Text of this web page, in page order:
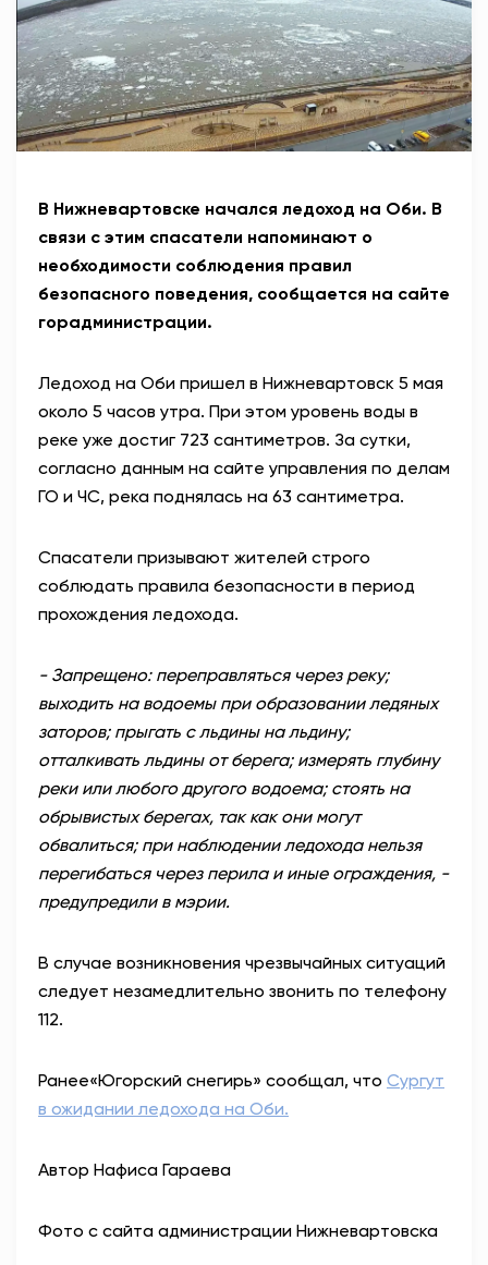
АНТИТЕРРОР
НОВОСТИ
ОФИЦИАЛЬНО
82,17 94,84
Вход / Регистрация
В Нижневартовске начался ледоход на Оби. В
связи с этим спасатели напоминают о
необходимости соблюдения правил
безопасного поведения, сообщается на сайте
горадминистрации.
Ледоход на Оби пришел в Нижневартовск 5 мая
около 5 часов утра. При этом уровень воды в
реке уже достиг 723 сантиметров. За сутки,
согласно данным на сайте управления по делам
ГО и ЧС, река поднялась на 63 сантиметра.
Спасатели призывают жителей строго
соблюдать правила безопасности в период
прохождения ледохода.
- Запрещено: переправляться через реку;
выходить на водоемы при образовании ледяных
заторов; прыгать с льдины на льдину;
отталкивать льдины от берега; измерять глубину
реки или любого другого водоема; стоять на
обрывистых берегах, так как они могут
обвалиться; при наблюдении ледохода нельзя
перегибаться через перила и иные ограждения, -
предупредили в мэрии.
В случае возникновения чрезвычайных ситуаций
следует незамедлительно звонить по телефону
112.
Ранее«Югорский снегирь» сообщал, что Сургут
в ожидании ледохода на Оби.
Автор Нафиса Гараева
Фото с сайта администрации Нижневартовска